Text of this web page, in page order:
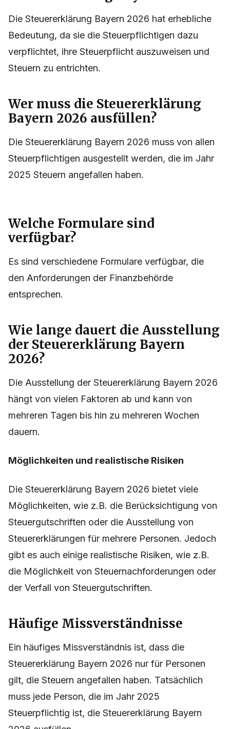
Die Steuererklärung Bayern 2026 hat erhebliche
Bedeutung, da sie die Steuerpflichtigen dazu
verpflichtet, ihre Steuerpflicht auszuweisen und
Steuern zu entrichten.
Wer muss die Steuererklärung
Bayern 2026 ausfüllen?
Die Steuererklärung Bayern 2026 muss von allen
Steuerpflichtigen ausgestellt werden, die im Jahr
2025 Steuern angefallen haben.
Welche Formulare sind
verfügbar?
Es sind verschiedene Formulare verfügbar, die
den Anforderungen der Finanzbehörde
entsprechen.
Wie lange dauert die Ausstellung
der Steuererklärung Bayern
2026?
Die Ausstellung der Steuererklärung Bayern 2026
hängt von vielen Faktoren ab und kann von
mehreren Tagen bis hin zu mehreren Wochen
dauern.
Möglichkeiten und realistische Risiken
Die Steuererklärung Bayern 2026 bietet viele
Möglichkeiten, wie z.B. die Berücksichtigung von
Steuergutschriften oder die Ausstellung von
Steuererklärungen für mehrere Personen. Jedoch
gibt es auch einige realistische Risiken, wie z.B.
die Möglichkeit von Steuernachforderungen oder
der Verfall von Steuergutschriften.
Häufige Missverständnisse
Ein häufiges Missverständnis ist, dass die
Steuererklärung Bayern 2026 nur für Personen
gilt, die Steuern angefallen haben. Tatsächlich
muss jede Person, die im Jahr 2025
Steuerpflichtig ist, die Steuererklärung Bayern